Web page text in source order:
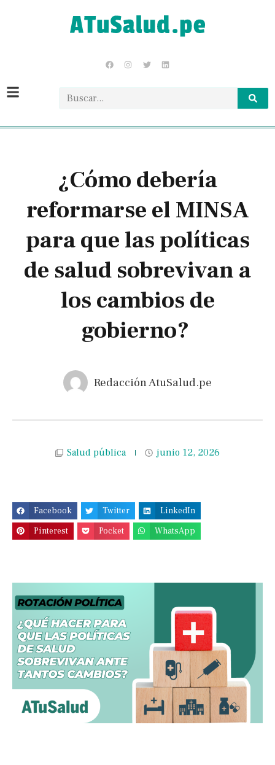
¿Cómo debería
reformarse el MINSA
para que las políticas
de salud sobrevivan a
los cambios de
gobierno?
Redacción AtuSalud.pe
Salud pública junio 12, 2026
Facebook Twitter
LinkedIn
Pinterest
Pocket WhatsApp